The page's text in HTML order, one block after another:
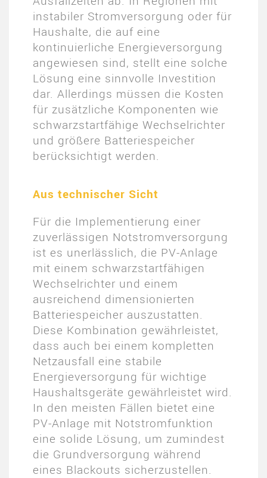
instabiler Stromversorgung oder für
Haushalte, die auf eine
kontinuierliche Energieversorgung
angewiesen sind, stellt eine solche
Lösung eine sinnvolle Investition
dar. Allerdings müssen die Kosten
für zusätzliche Komponenten wie
schwarzstartfähige Wechselrichter
und größere Batteriespeicher
berücksichtigt werden​.
Aus technischer Sicht
Für die Implementierung einer
zuverlässigen Notstromversorgung
ist es unerlässlich, die PV-Anlage
mit einem schwarzstartfähigen
Wechselrichter und einem
ausreichend dimensionierten
Batteriespeicher auszustatten.
Diese Kombination gewährleistet,
dass auch bei einem kompletten
Netzausfall eine stabile
Energieversorgung für wichtige
Haushaltsgeräte gewährleistet wird.
In den meisten Fällen bietet eine
PV-Anlage mit Notstromfunktion
eine solide Lösung, um zumindest
die Grundversorgung während
eines Blackouts sicherzustellen.